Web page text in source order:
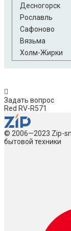
Десногорск
Рославль
Сафоново
Вязьма
Холм-Жирки
Задать вопрос
Red RV-R571
© 2006—2023 Zip-
бытовой техники